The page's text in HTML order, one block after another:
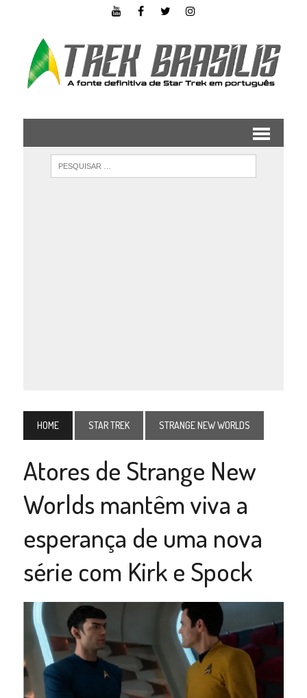
HOME STAR TREK STRANGE NEW WORLDS
Atores de Strange New
Worlds mantêm viva a
esperança de uma nova
série com Kirk e Spock